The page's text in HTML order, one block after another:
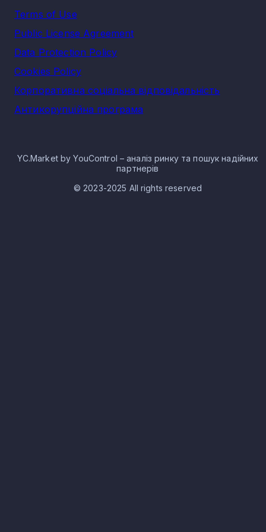
Terms of Use
Public License Agreement
Data Protection Policy
Cookies Policy
Корпоративна соціальна відповідальність
Антикорупційна програма
YC.Market by YouControl – аналіз ринку та пошук надійних
партнерів
© 2023-2025 All rights reserved